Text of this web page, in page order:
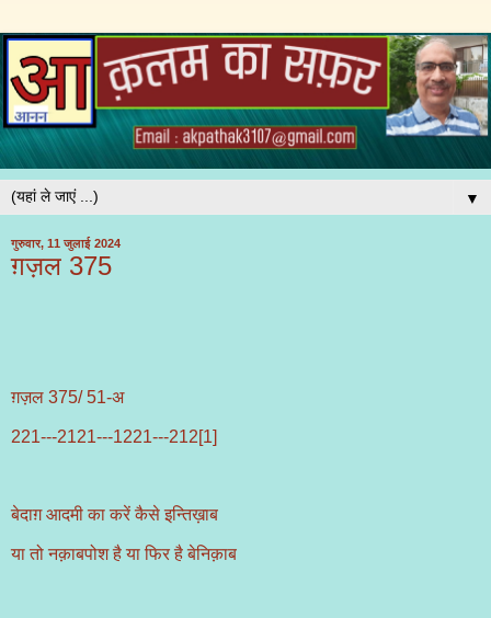
▼
गुरुवार, 11 जुलाई 2024
ग़ज़ल 375
ग़ज़ल 375/ 51-अ
221---2121---1221---212[1]
बेदाग़ आदमी का करें कैसे इन्तिख़ाब
या तो नक़ाबपोश है या फिर है बेनिक़ाब